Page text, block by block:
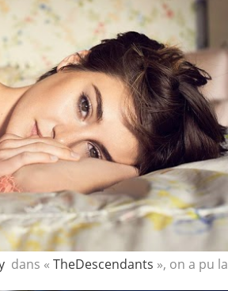
dans « TheDescendants », on a pu la